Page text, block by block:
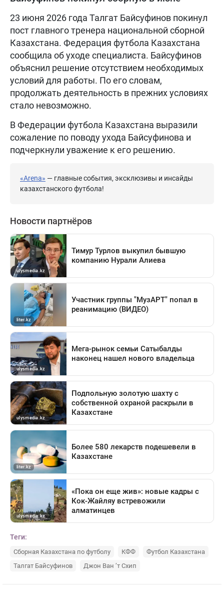
23 июня 2026 года Талгат Байсуфинов покинул
пост главного тренера национальной сборной
Казахстана. Федерация футбола Казахстана
сообщила об уходе специалиста. Байсуфинов
объяснил решение отсутствием необходимых
условий для работы. По его словам,
продолжать деятельность в прежних условиях
стало невозможно.
В Федерации футбола Казахстана выразили
сожаление по поводу ухода Байсуфинова и
подчеркнули уважение к его решению.
«Arena» — главные события, эксклюзивы и инсайды
казахстанского футбола!
Теги:
Сборная Казахстана по футболу КФФ
Футбол Казахстана
Талгат Байсуфинов
Джон Ван ’т Схип